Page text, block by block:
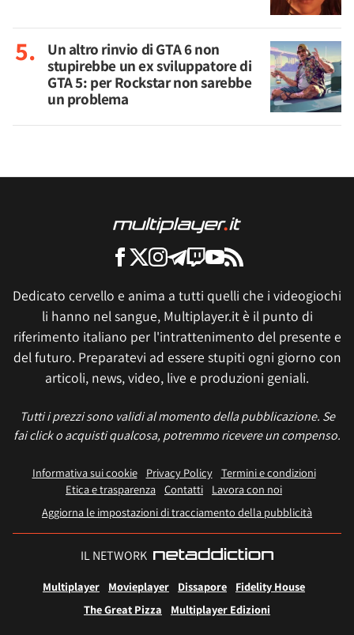
Un altro rinvio di GTA 6 non
stupirebbe un ex sviluppatore di
GTA 5: per Rockstar non sarebbe
un problema
Dedicato cervello e anima a tutti quelli che i videogiochi
li hanno nel sangue, Multiplayer.it è il punto di
riferimento italiano per l'intrattenimento del presente e
del futuro. Preparatevi ad essere stupiti ogni giorno con
articoli, news, video, live e produzioni geniali.
Tutti i prezzi sono validi al momento della pubblicazione. Se
fai click o acquisti qualcosa, potremmo ricevere un compenso.
Informativa sui cookie Privacy Policy
Termini e condizioni
Etica e trasparenza Contatti
Lavora con noi
Aggiorna le impostazioni di tracciamento della pubblicità
IL NETWORK
Multiplayer Movieplayer Dissapore
Fidelity House
The Great Pizza
Multiplayer Edizioni